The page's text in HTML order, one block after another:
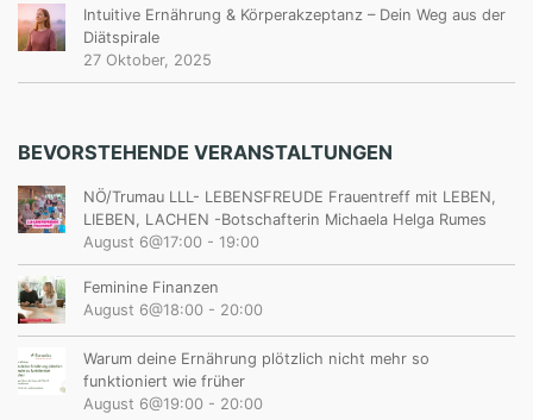
Intuitive Ernährung & Körperakzeptanz – Dein Weg aus der
Diätspirale
27 Oktober, 2025
BEVORSTEHENDE VERANSTALTUNGEN
NÖ/Trumau LLL- LEBENSFREUDE Frauentreff mit LEBEN,
LIEBEN, LACHEN -Botschafterin Michaela Helga Rumes
August 6@17:00 - 19:00
Feminine Finanzen
August 6@18:00 - 20:00
Warum deine Ernährung plötzlich nicht mehr so
funktioniert wie früher
August 6@19:00 - 20:00